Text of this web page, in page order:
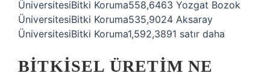
ÜniversitesiBitki Koruma558,6463 Yozgat Bozok
ÜniversitesiBitki Koruma535,9024 Aksaray
ÜniversitesiBitki Koruma1,592,3891 satır daha
BITKISEL ÜRETIM NE